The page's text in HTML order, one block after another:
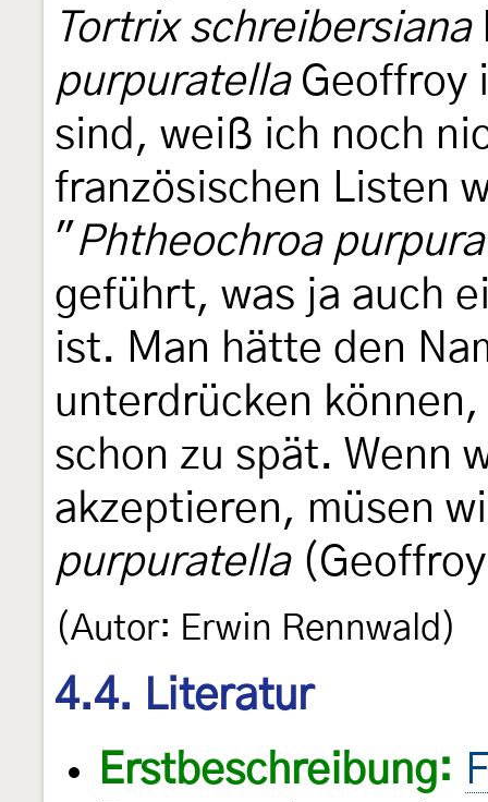
Tortrix schreibersiana
purpuratellaGeoffroy
sind, weiß ich noch
französischen Listen
" Phtheochroa
geführt, was ja auch
ist. Man hätte den
unterdrücken
schon zu spät. Wenn
akzeptieren, müsen
purpuratella
(Autor: Erwin Rennwald)
4.4. Literatur
Erstbeschreibung: